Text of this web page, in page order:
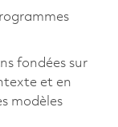
fondées sur
et en
modèles